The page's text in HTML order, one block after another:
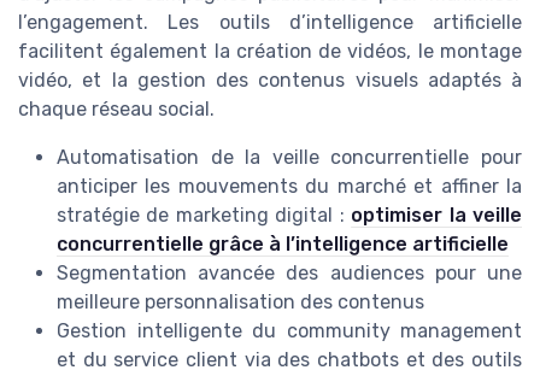
l’engagement. Les outils d’intelligence artificielle
facilitent également la création de vidéos, le montage
vidéo, et la gestion des contenus visuels adaptés à
chaque réseau social.
Automatisation de la veille concurrentielle pour
anticiper les mouvements du marché et affiner la
stratégie de marketing digital : optimiser la veille
concurrentielle grâce à l’intelligence artificielle
Segmentation avancée des audiences pour une
meilleure personnalisation des contenus
Gestion intelligente du community management
et du service client via des chatbots et des outils